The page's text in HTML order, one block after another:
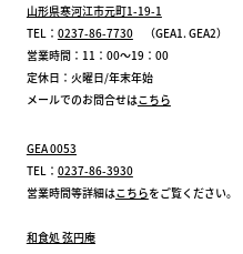
山形県寒河江市元町1-19-1
TEL： 0237-86-7730（GEA1. GEA2）
営業時間：11：00～19：00
定休日：火曜日/年末年始
メールでのお問合せはこちら
GEA 0053
TEL： 0237-86-3930
営業時間等詳細はこちらをご覧ください。
和食処 弦円庵